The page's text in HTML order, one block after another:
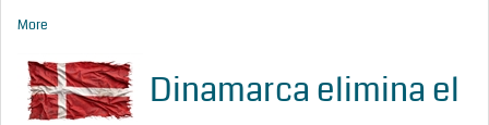
More
Dinamarca elimina el